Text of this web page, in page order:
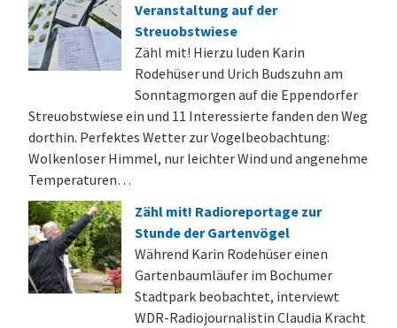
Veranstaltung auf der
Streuobstwiese
Zähl mit! Hierzu luden Karin
Rodehüser und Urich Budszuhn am
Sonntagmorgen auf die Eppendorfer
Streuobstwiese ein und 11 Interessierte fanden den Weg
dorthin. Perfektes Wetter zur Vogelbeobachtung:
Wolkenloser Himmel, nur leichter Wind und angenehme
Temperaturen…
Zähl mit! Radioreportage zur
Stunde der Gartenvögel
Während Karin Rodehüser einen
Gartenbaumläufer im Bochumer
Stadtpark beobachtet, interviewt
WDR-Radiojournalistin Claudia Kracht